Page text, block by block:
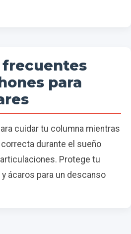
para
cuidar tu columna mientras
durante el sueño
Protege tu
ácaros para un descanso